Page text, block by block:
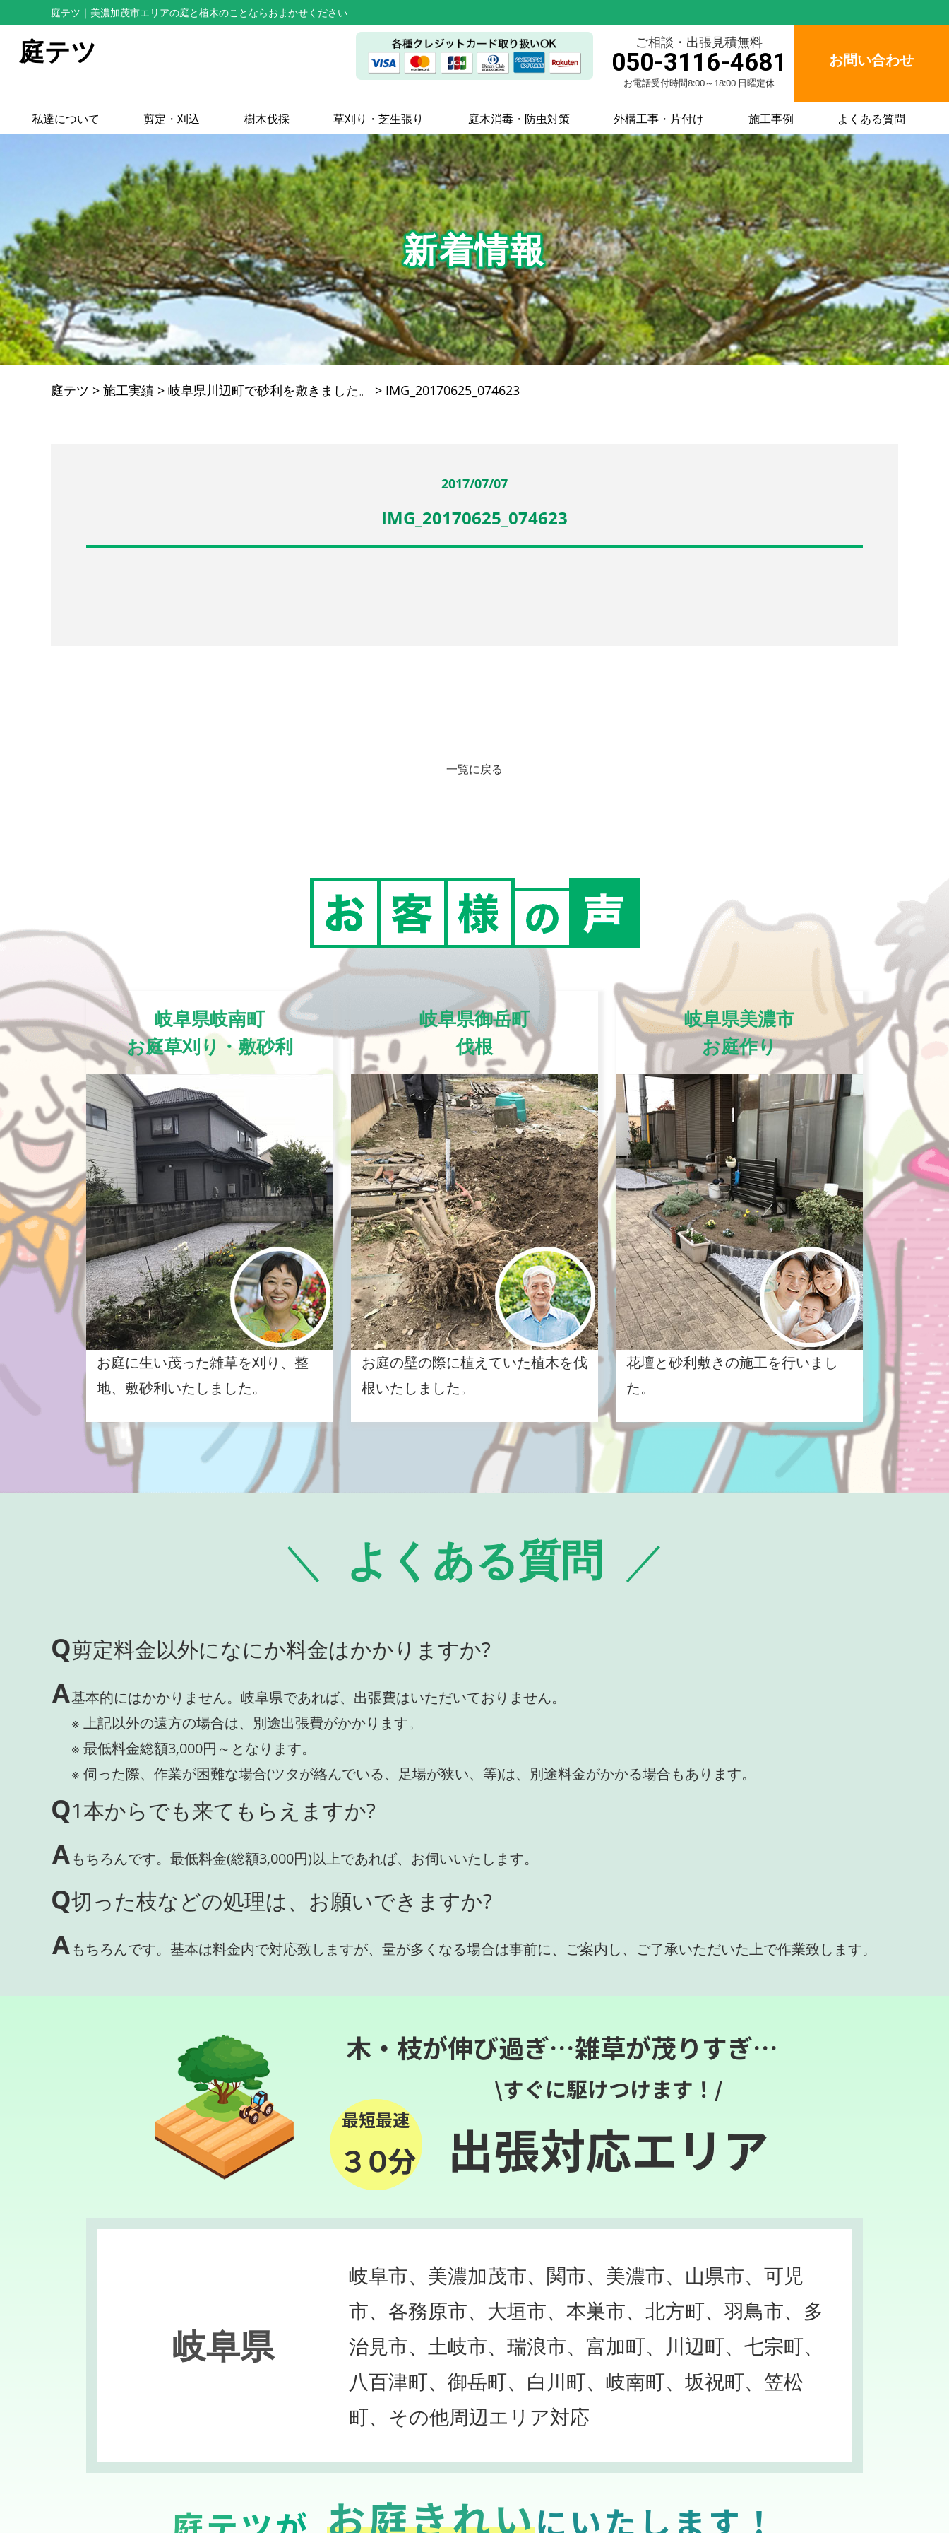
庭テツ ｜美濃加茂市エリアの庭と植木のことならおまかせください
庭テツ ご相談・出張見積無料
050-3116-4681
お電話受付時間8:00～18:00 日曜定休
お問い合わせ
私達について 剪定・刈込 樹木伐採 草刈り・芝生張り 庭木消毒・防虫対策 外構工事・片付け 施工事例 よくある質問
新着情報
庭テツ > 施工実績 > 岐阜県川辺町で砂利を敷きました。 > IMG_20170625_074623
2017/07/07
IMG_20170625_074623
一覧に戻る
岐阜県岐南町
お庭草刈り・敷砂利
お庭に生い茂った雑草を刈り、整
地、敷砂利いたしました。
岐阜県御岳町
伐根
お庭の壁の際に植えていた植木を伐
根いたしました。
岐阜県美濃市
お庭作り
花壇と砂利敷きの施工を行いまし
た。
よくある質問
Q剪定料金以外になにか料金はかかりますか?
A基本的にはかかりません。岐阜県であれば、出張費はいただいておりません。
※ 上記以外の遠方の場合は、別途出張費がかかります。
※ 最低料金総額3,000円～となります。
※ 伺った際、作業が困難な場合(ツタが絡んでいる、足場が狭い、等)は、別途料金がかかる場合もあります。
Q1本からでも来てもらえますか?
Aもちろんです。最低料金(総額3,000円)以上であれば、お伺いいたします。
Q切った枝などの処理は、お願いできますか?
Aもちろんです。基本は料金内で対応致しますが、量が多くなる場合は事前に、ご案内し、ご了承いただいた上で作業致します。
木・枝が伸び過ぎ…雑草が茂りすぎ…
最短最速
３０分
\すぐに駆けつけます！/
出張対応エリア
岐阜県
岐阜市、美濃加茂市、関市、美濃市、山県市、可児
市、各務原市、大垣市、本巣市、北方町、羽鳥市、多
治見市、土岐市、瑞浪市、富加町、川辺町、七宗町、
八百津町、御岳町、白川町、岐南町、坂祝町、笠松
町、その他周辺エリア対応
お庭きれいにいたします！